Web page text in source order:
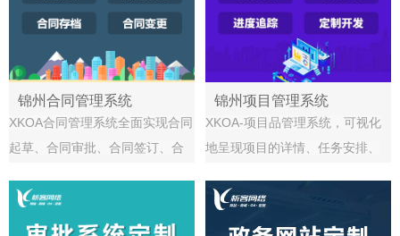
锦州合同管理系统
XKOA合同管理系统全面实现合同
起草、合同审批、合同签订、合
及合同信息的统计分析等功能；
根据实际业务情况进行管理控
锦州项目管理系统
XKOA-项目品管理系统，可视化
地呈现项目的详情、任务安排、
确地指派负责人，清晰地把控项
目整体健康状况，迅速提升团队“